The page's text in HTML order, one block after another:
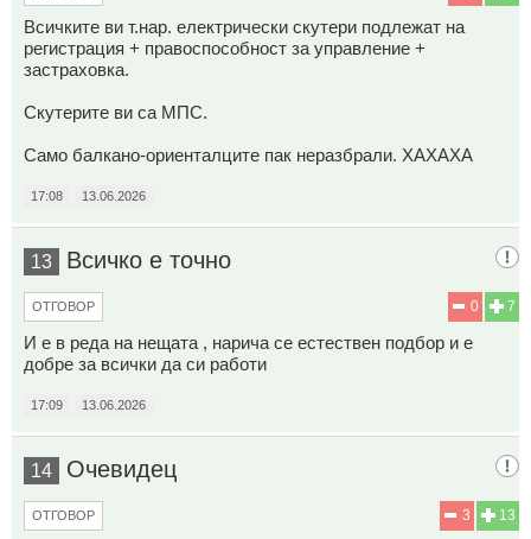
Всичките ви т.нар. електрически скутери подлежат на
регистрация + правоспособност за управление +
застраховка.
Скутерите ви са МПС.
Само балкано-ориенталците пак неразбрали. ХАХАХА
17:08 13.06.2026
13 Всичко е точно
7
0
ОТГОВОР
И е в реда на нещата , нарича се естествен подбор и е
добре за всички да си работи
17:09 13.06.2026
14 Очевидец
13
3
ОТГОВОР